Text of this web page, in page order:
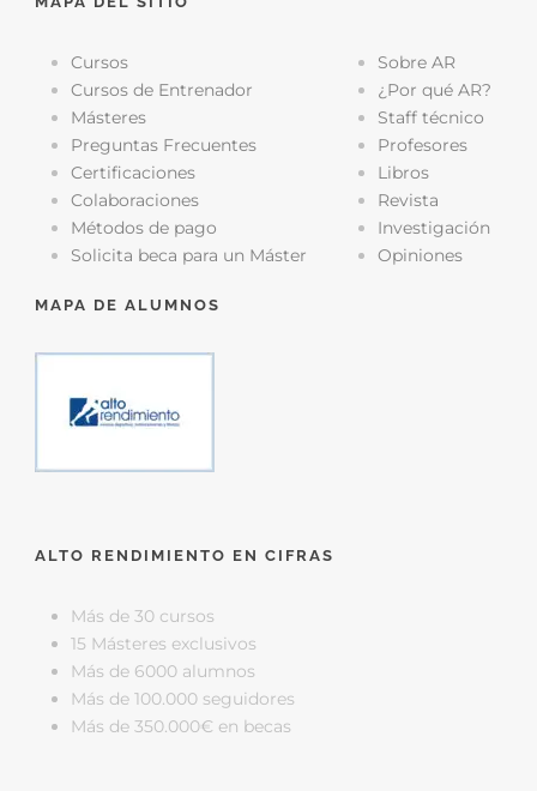
Cursos
Cursos de Entrenador
Másteres
Preguntas Frecuentes
Certificaciones
Colaboraciones
Métodos de pago
Solicita beca para un Máster
Sobre AR
¿Por qué AR?
Staff técnico
Profesores
Libros
Revista
Investigación
Opiniones
MAPA DE ALUMNOS
ALTO RENDIMIENTO EN CIFRAS
Más de 30 cursos
15 Másteres exclusivos
Más de 6000 alumnos
Más de 100.000 seguidores
Más de 350.000€ en becas